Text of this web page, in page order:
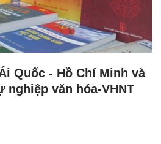
Quốc - Hồ Chí Minh và
nghiệp văn hóa-VHNT